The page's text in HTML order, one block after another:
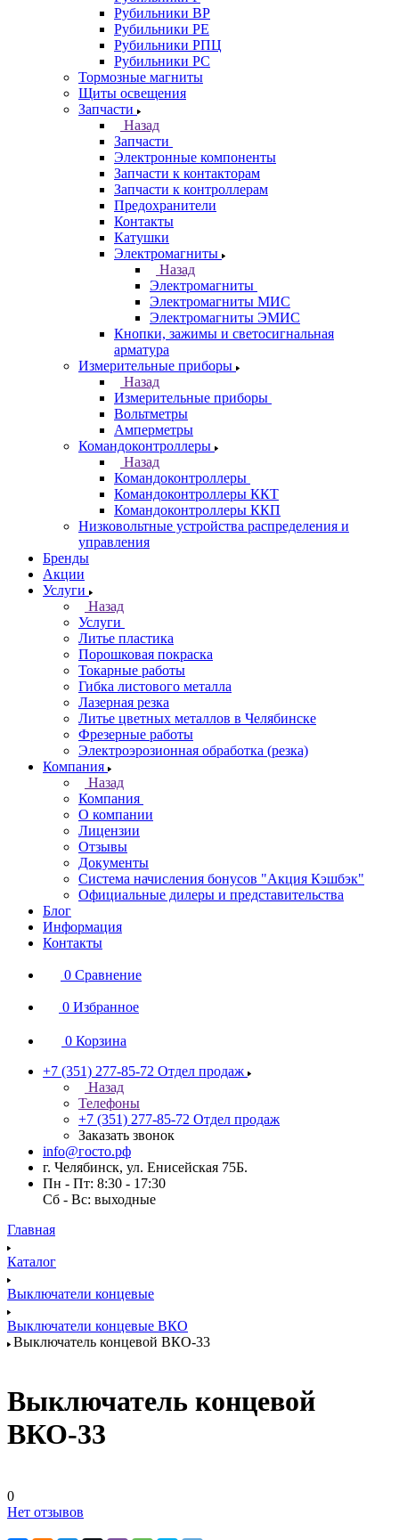
Рубильники ВР
Рубильники РЕ
Рубильники РПЦ
Рубильники РС
Тормозные магниты
Щиты освещения
Запчасти
Назад
Запчасти
Электронные компоненты
Запчасти к контакторам
Запчасти к контроллерам
Предохранители
Контакты
Катушки
Электромагниты
Назад
Электромагниты
Электромагниты МИС
Электромагниты ЭМИС
Кнопки, зажимы и светосигнальная
арматура
Измерительные приборы
Назад
Измерительные приборы
Вольтметры
Амперметры
Командоконтроллеры
Назад
Командоконтроллеры
Командоконтроллеры ККТ
Командоконтроллеры ККП
Низковольтные устройства распределения и
управления
Бренды
Акции
Услуги
Назад
Услуги
Литье пластика
Порошковая покраска
Токарные работы
Гибка листового металла
Лазерная резка
Литье цветных металлов в Челябинске
Фрезерные работы
Электроэрозионная обработка (резка)
Компания
Назад
Компания
О компании
Лицензии
Отзывы
Документы
Система начисления бонусов "Акция Кэшбэк"
Официальные дилеры и представительства
Блог
Информация
Контакты
0 Сравнение
0 Избранное
0 Корзина
+7 (351) 277-85-72 Отдел продаж
Назад
Телефоны
+7 (351) 277-85-72 Отдел продаж
Заказать звонок
info@госто.рф
г. Челябинск, ул. Енисейская 75Б.
Пн - Пт: 8:30 - 17:30
Сб - Вс: выходные
Главная
Каталог
Выключатели концевые
Выключатели концевые ВКО
Выключатель концевой ВКО-33
Выключатель концевой
ВКО-33
0
Нет отзывов